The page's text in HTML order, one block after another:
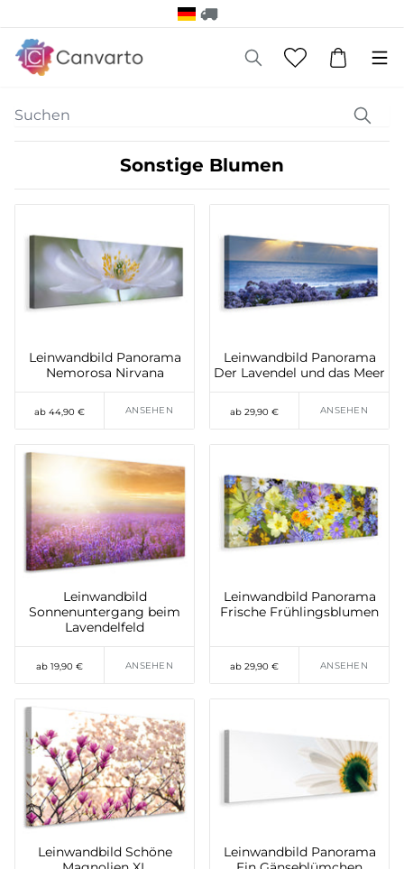
Sonstige Blumen
Leinwandbild Panorama
Nemorosa Nirvana
ab 44,90 € ANSEHEN
Leinwandbild Panorama
Der Lavendel und das Meer
ab 29,90 € ANSEHEN
Leinwandbild
Sonnenuntergang beim
Lavendelfeld
ab 19,90 € ANSEHEN
Leinwandbild Panorama
Frische Frühlingsblumen
ab 29,90 € ANSEHEN
Leinwandbild Schöne
Leinwandbild Panorama